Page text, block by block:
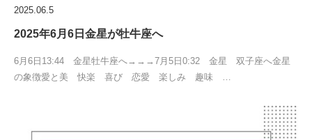
2025.06.5
2025年6月6日金星が牡牛座へ
6月6日13:44 金星牡牛座へ→→→7月5日0:32 金星 双子座へ金星
の象徴愛と美 快楽 喜び 恋愛 楽しみ 趣味 …